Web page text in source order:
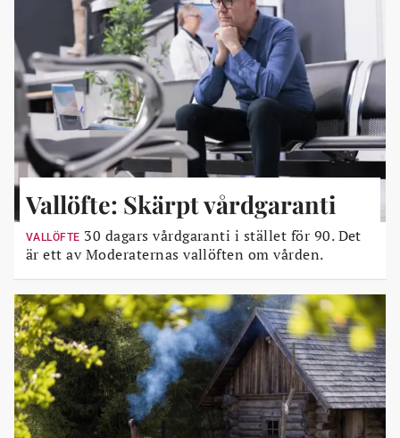
Vallöfte: Skärpt vårdgaranti
VALLÖFTE 30 dagars vårdgaranti i stället för 90. Det
är ett av Moderaternas vallöften om vården.